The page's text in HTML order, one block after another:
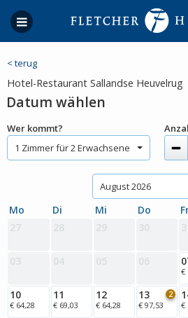
< terug
Hotel-Restaurant Sallandse Heuvelrug
Datum wählen
Wer kommt?
1 Zimmer für 2 Erwachsene
August 2026
Mo Di Mi Do
€
10
€ 64,28
11
€ 69,03
12
€ 64,28
13
€ 97,53
2
€